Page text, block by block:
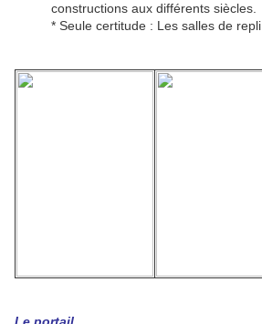
constructions aux différents siècles.
* Seule certitude : Les salles de repli